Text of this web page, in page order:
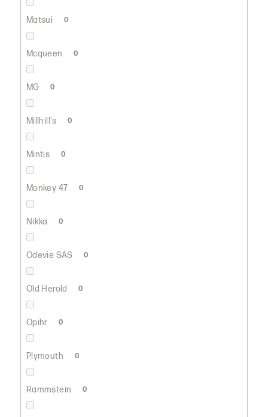
Matsui 0
Mcqueen 0
MG 0
Millhill's 0
Mintis 0
Monkey 47 0
Nikka 0
Odevie SAS 0
Old Herold 0
Opihr 0
Plymouth 0
Rammstein 0